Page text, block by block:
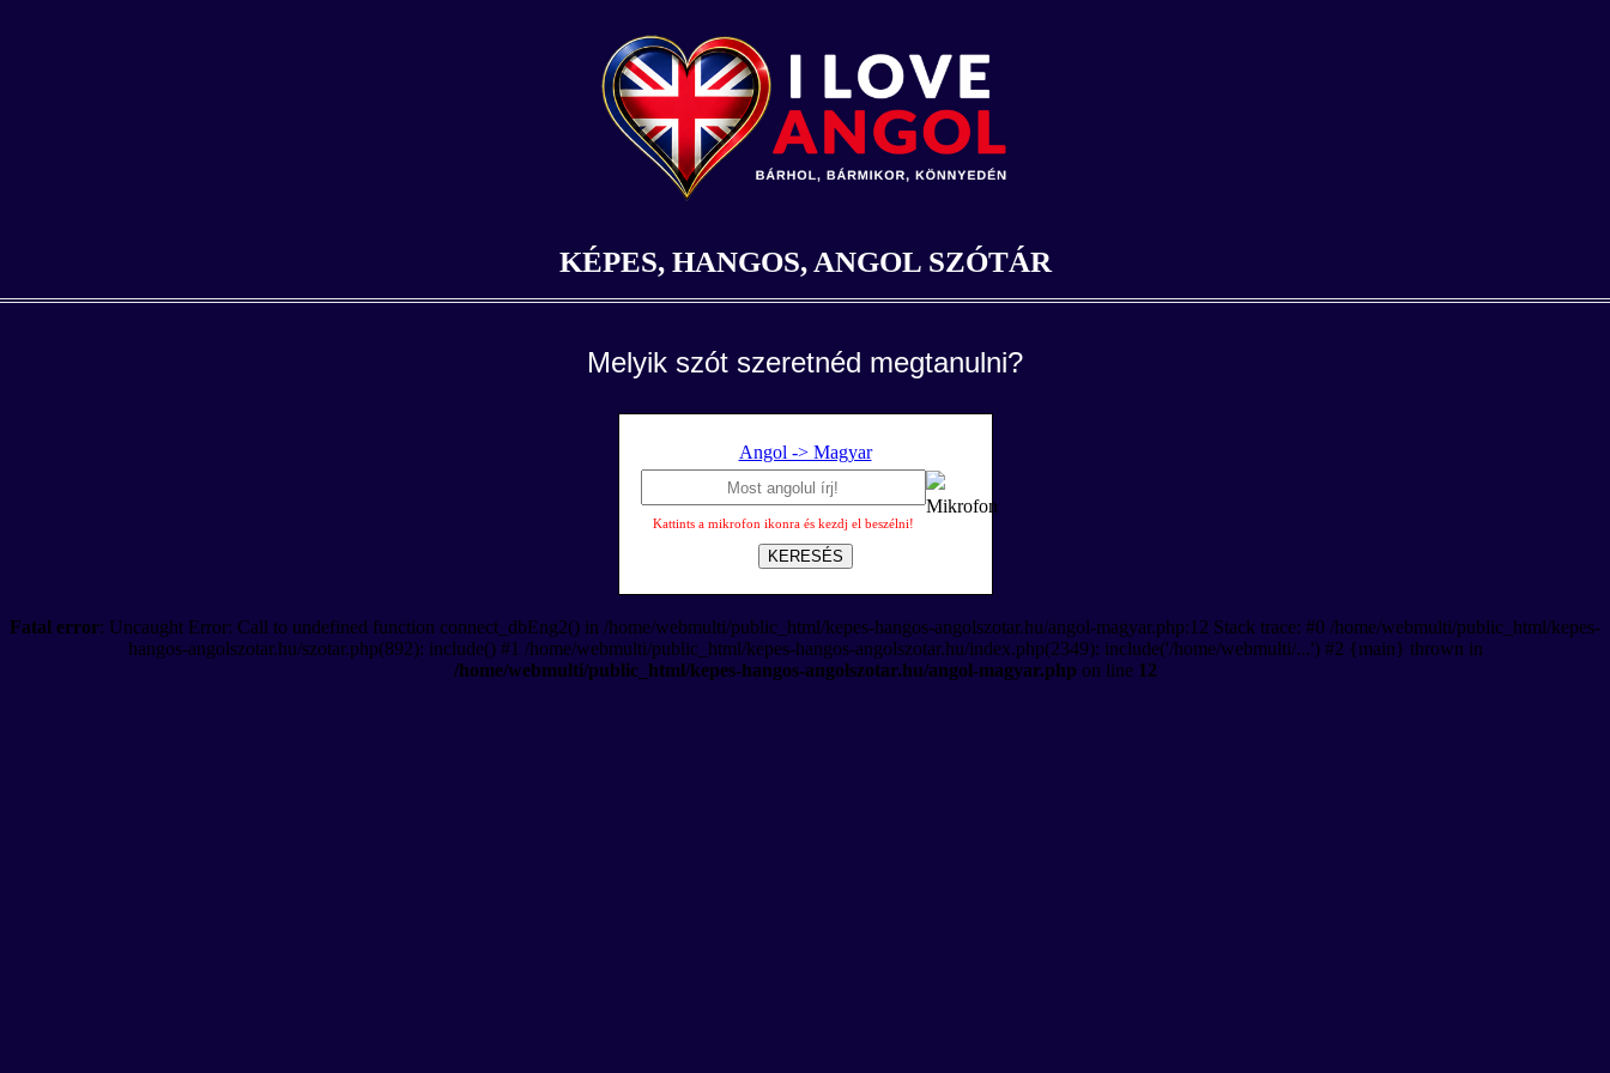
KÉPES, HANGOS, ANGOL SZÓTÁR
Melyik szót szeretnéd megtanulni?
Angol -> Magyar
Kattints a mikrofon ikonra és kezdj el beszélni!
KERESÉS
Fatal error: Uncaught Error: Call to undefined function connect_dbEng2() in /home/webmulti/public_html/kepes-hangos-angolszotar.hu/angol-magyar.php:12 Stack trace: #0 /home/webmulti/public_html/kepes-
hangos-angolszotar.hu/szotar.php(892): include() #1 /home/webmulti/public_html/kepes-hangos-angolszotar.hu/index.php(2349): include('/home/webmulti/...') #2 {main} thrown in
/home/webmulti/public_html/kepes-hangos-angolszotar.hu/angol-magyar.php on line 12